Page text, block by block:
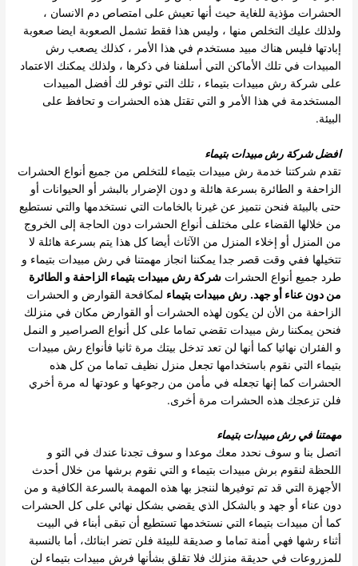
الحشرات مؤذية للغاية حيث أنها تعيش على امتصاص دم الانسان ،
ولذلك عليك التخلص منها ، وليس هذا فقط تشمل الصعوبة ايضا صعوبة
إبادتها فليس هناك مبيد مستخدم في هذا الأمر ، كذلك يصعب رش
المبيدات في تلك الأماكن التي أسلفنا في ذكرها ، ولذلك يمكنك الاعتماد
على شركة رش مبيدات بتيماء ، تلك التي توفر لك أفضل المبيدات
المستخدمة في هذا الأمر و التي تقتل هذه الحشرات و تحافظ على
البيئة.
افضل شركة رش مبيدات بتيماء
تقدم شركتنا خدمة رش مبيدات بتيماء للتخلص من جميع أنواع الحشرات
الزاحفة و الطائرة بسرعة هائلة و دون الإضرار بالبشر أو الحيوانات أو
حتى بالبيئة فنحن نتميز عن غيرنا بالخامات التي نستخدمها والتي نستطيع
من خلالها القضاء على مختلف أنواع الحشرات دون الحاجة إلى الخروج
من المنزل أو إخلاء المنزل من الآثاث أيضا كل هذا يتم بسرعة هائلة لا
تتخيلها ففي وقت قصر جدا يمكننا انجاز مهمتنا في رش مبيدات بتيماء و
طرد جميع أنواع الحشراتشركة رش مبيدات بتيماء الزاحفة و الطائرة
من دون عناء أو جهد. رش مبيدات بتيماء لمكافحة القوارض و الحشرات
الزاحفة من الأن لن يكون لهذه الحشرات أو القوارض مكان في منزلك
فنحن يمكننا رش مبيدات تقضي تماما على كل أنواع الصراصير و النمل
و الفئران نهائيا كما أنها لن تعد تدخل بيتك مرة ثانيا فأنواع رش مبيدات
بتيماء التي نقوم باستخدامها تجعل منزل نظيف تماما من كل هذه
الحشرات كما إنها تجعله في مأمن من رجوعها و عودتها له مرة أخري
فلن تزعجك هذه الحشرات مرة أخرى.
مهمتنا في رش مبيدات بتيماء
اتصل بنا و سوف نحدد معك موعدا و سوف تجدنا عندك في التو و
اللحظة لنقوم برش مبيدات بتيماء و التي نقوم برشها من خلال أحدث
الأجهزة التي قد تم توفيرها لننجز بها هذه المهمة بالسرعة الكافية و من
دون عناء أو جهد و بالشكل الذي يقضي بشكل نهائي على كل الحشرات
كما أن مبيدات بتيماء التي نستخدمها تستطيع أن تبقى أبناء في البيت
أثناء رشها فهي أمنة تماما و صديقة للبيئة فلن تضر ابنائك، أما بالنسبة
للمزروعات في حديقة منزلك فلا تقلق بشأنها فرش مبيدات بتيماء لن